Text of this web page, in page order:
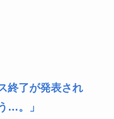
終了が発表され
…。」